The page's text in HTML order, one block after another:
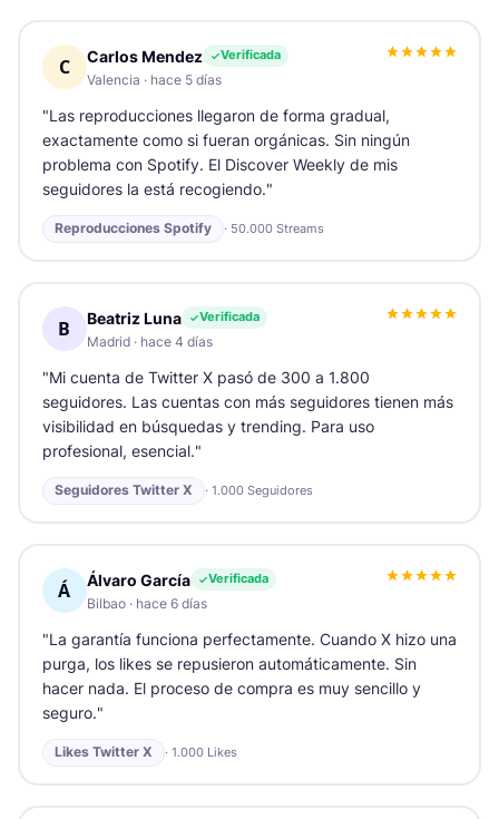
C Carlos Mendez Verificada
Valencia · hace 5 días
"Las reproducciones llegaron de forma gradual,
exactamente como si fueran orgánicas. Sin ningún
problema con Spotify. El Discover Weekly de mis
seguidores la está recogiendo."
Reproducciones Spotify · 50.000 Streams
B Beatriz Luna Verificada
Madrid· hace 4 días
"Mi cuenta de Twitter X pasó de 300 a 1.800
seguidores. Las cuentas con más seguidores tienen más
visibilidad en búsquedas y trending. Para uso
profesional, esencial."
Seguidores Twitter X · 1.000 Seguidores
Á Álvaro García Verificada
Bilbao· hace 6 días
"La garantía funciona perfectamente. Cuando X hizo una
purga, los likes se repusieron automáticamente. Sin
hacer nada. El proceso de compra es muy sencillo y
seguro."
Likes Twitter X · 1.000 Likes